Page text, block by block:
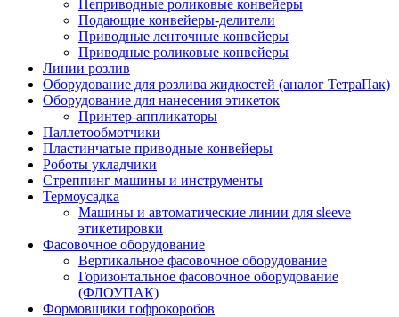
Неприводные роликовые конвейеры
Подающие конвейеры-делители
Приводные ленточные конвейеры
Приводные роликовые конвейеры
Линии розлив
Оборудование для розлива жидкостей (аналог ТетраПак)
Оборудование для нанесения этикеток
Принтер-аппликаторы
Паллетообмотчики
Пластинчатые приводные конвейеры
Роботы укладчики
Стреппинг машины и инструменты
Термоусадка
Машины и автоматические линии для sleeve
этикетировки
Фасовочное оборудование
Вертикальное фасовочное оборудование
Горизонтальное фасовочное оборудование
(ФЛОУПАК)
Формовщики гофрокоробов